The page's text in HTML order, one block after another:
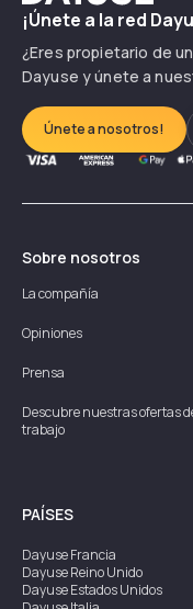
¡Únete a la red
¿Eres propietario de
Dayuse y únete a
Únete a nosotros!
Sobre nosotros
La compañía
Opiniones
Prensa
Descubre nuestras ofertas
trabajo
PAÍSES
DayuseFrancia
DayuseReino Unido
DayuseEstados Unidos